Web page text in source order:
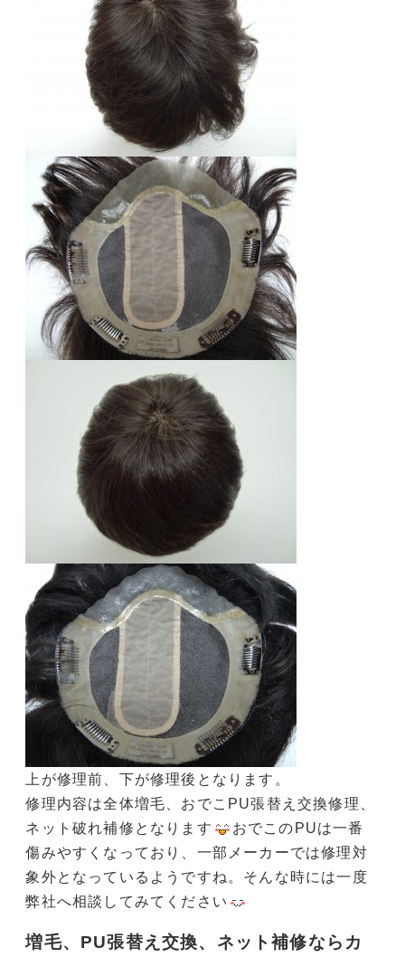
上が修理前、下が修理後となります。
修理内容は全体増毛、おでこPU張替え交換修理、
ネット破れ補修となります
おでこのPUは一番
傷みやすくなっており、一部メーカーでは修理対
象外となっているようですね。そんな時には一度
弊社へ相談してみてください
増毛、PU張替え交換、ネット補修ならカ